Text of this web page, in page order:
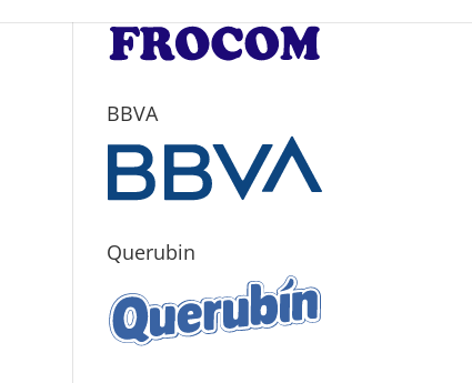
BBVA
Querubin